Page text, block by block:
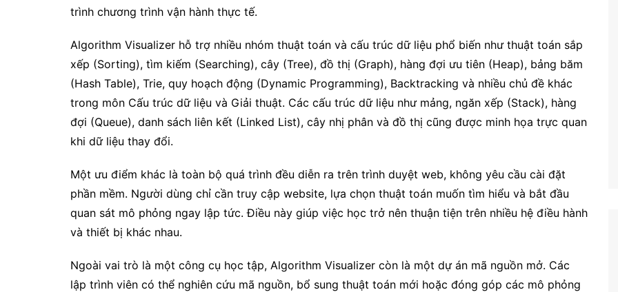
trình chương trình vận hành thực tế.
Algorithm Visualizer hỗ trợ nhiều nhóm thuật toán và cấu trúc dữ liệu phổ biến như thuật toán sắp
xếp (Sorting), tìm kiếm (Searching), cây (Tree), đồ thị (Graph), hàng đợi ưu tiên (Heap), bảng băm
(Hash Table), Trie, quy hoạch động (Dynamic Programming), Backtracking và nhiều chủ đề khác
trong môn Cấu trúc dữ liệu và Giải thuật. Các cấu trúc dữ liệu như mảng, ngăn xếp (Stack), hàng
đợi (Queue), danh sách liên kết (Linked List), cây nhị phân và đồ thị cũng được minh họa trực quan
khi dữ liệu thay đổi.
Một ưu điểm khác là toàn bộ quá trình đều diễn ra trên trình duyệt web, không yêu cầu cài đặt
phần mềm. Người dùng chỉ cần truy cập website, lựa chọn thuật toán muốn tìm hiểu và bắt đầu
quan sát mô phỏng ngay lập tức. Điều này giúp việc học trở nên thuận tiện trên nhiều hệ điều hành
và thiết bị khác nhau.
Ngoài vai trò là một công cụ học tập, Algorithm Visualizer còn là một dự án mã nguồn mở. Các
lập trình viên có thể nghiên cứu mã nguồn, bổ sung thuật toán mới hoặc đóng góp các mô phỏng